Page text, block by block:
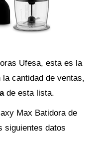
Ufesa, esta es la
cantidad de ventas,
de esta lista.
Max Batidora de
siguientes datos